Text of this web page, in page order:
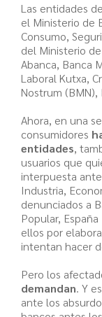
Las entidades
el Ministerio de
Consumo,
del Ministerio
Abanca, Banca
Laboral Kutxa,
Nostrum (BMN),
Ahora, en una
consumidores
entidades,
usuarios que
interpuesta
Industria,
denunciados a
Popular,
ellos por
intentan hacer
Pero los
demandan. Y
ante los